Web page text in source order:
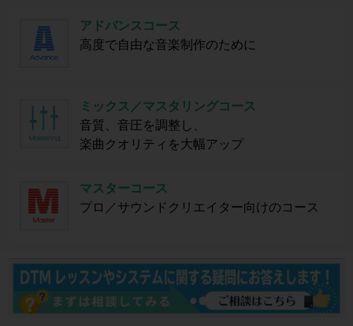
アドバンスコース
高度で自由な音楽制作のために
ミックス／マスタリングコース
音質、音圧を調整し、
楽曲クオリティを大幅アップ
マスターコース
プロ／サウンドクリエイター向けのコース